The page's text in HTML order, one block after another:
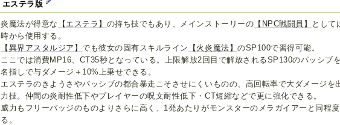
エステラ版
炎魔法が得意な 【エステラ】 の持ち技でもあり、メインストーリーの 【NPC戦闘員】
として
時から使用する。
【異界アスタルジア】でも彼女の固有スキルライン 【火炎魔法】のSP100で習得可能。
ここでは消費MP16、CT35秒となっている。上限解放2回目で解放されるSP130のパッシブ
名指しで与ダメージ＋10%上乗せできる。
エステラのきようさやパッシブの都合暴走こそさせにくいものの、高回転率で大ダメージを
力技。仲間の炎耐性低下やプレイヤーの呪文耐性低下・CT短縮などで更に強化できる。
威力もフリーバッジのものよりさらに高く、1発あたりがモンスターのメラガイアーと同程
る。